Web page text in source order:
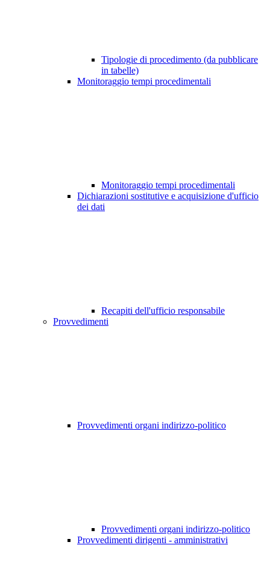
Tipologie di procedimento (da pubblicare
in tabelle)
Monitoraggio tempi procedimentali
Monitoraggio tempi procedimentali
Dichiarazioni sostitutive e acquisizione d'ufficio
dei dati
Recapiti dell'ufficio responsabile
Provvedimenti
Provvedimenti organi indirizzo-politico
Provvedimenti organi indirizzo-politico
Provvedimenti dirigenti - amministrativi